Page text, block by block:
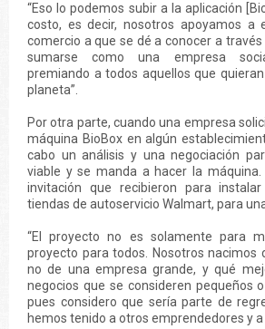
“Eso lo podemos subir a la aplicación
costo, es decir, nosotros apoyamos a
comercio a que se dé a conocer a
sumarse como una empresa
premiando a todos aquellos que
planeta”.
Por otra parte, cuando una empresa
máquina BioBox en algún
cabo un análisis y una negociación
viable y se manda a hacer la
invitación que recibieron para
tiendas de autoservicio Walmart, para
“El proyecto no es solamente para
proyecto para todos. Nosotros nacimos
no de una empresa grande, y qué
negocios que se consideren pequeños
pues considero que sería parte de
hemos tenido a otros emprendedores y a